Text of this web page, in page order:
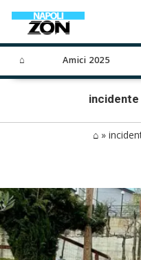
⌂ Amici 2025
⌂»